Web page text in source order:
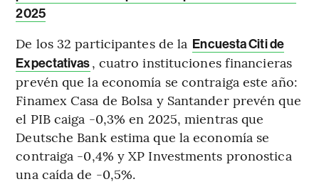
2025
De los 32 participantes de la Encuesta Citi de
Expectativas, cuatro instituciones financieras
prevén que la economía se contraiga este año:
Finamex Casa de Bolsa y Santander prevén que
el PIB caiga -0,3% en 2025, mientras que
Deutsche Bank estima que la economía se
contraiga -0,4% y XP Investments pronostica
una caída de -0,5%.